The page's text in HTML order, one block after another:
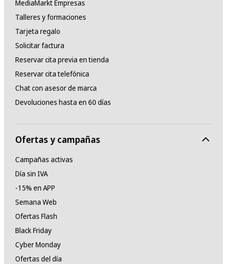
MediaMarkt Empresas
Talleres y formaciones
Tarjeta regalo
Solicitar factura
Reservar cita previa en tienda
Reservar cita telefónica
Chat con asesor de marca
Devoluciones hasta en 60 días
Ofertas y campañas
Campañas activas
Día sin IVA
-15% en APP
Semana Web
Ofertas Flash
Black Friday
Cyber Monday
Ofertas del día